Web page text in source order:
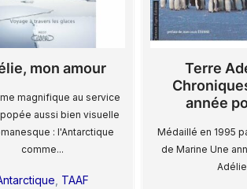
mon amour
magnifique au service
aussi bien visuelle
: l'Antarctique
comme...
TAAF
Terre
année
Médaillé en 1995
de Marine Une
Adélie